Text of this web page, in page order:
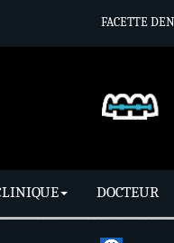
FACETTE
DOCTEUR